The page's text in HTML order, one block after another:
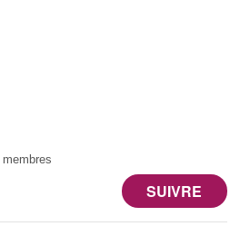
membres
SUIVRE